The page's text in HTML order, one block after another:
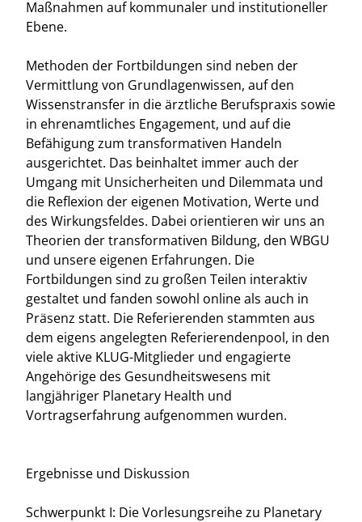
Maßnahmen auf kommunaler und institutioneller
Ebene.
Methoden der Fortbildungen sind neben der
Vermittlung von Grundlagenwissen, auf den
Wissenstransfer in die ärztliche Berufspraxis sowie
in ehrenamtliches Engagement, und auf die
Befähigung zum transformativen Handeln
ausgerichtet. Das beinhaltet immer auch der
Umgang mit Unsicherheiten und Dilemmata und
die Reflexion der eigenen Motivation, Werte und
des Wirkungsfeldes. Dabei orientieren wir uns an
Theorien der transformativen Bildung, den WBGU
und unsere eigenen Erfahrungen. Die
Fortbildungen sind zu großen Teilen interaktiv
gestaltet und fanden sowohl online als auch in
Präsenz statt. Die Referierenden stammten aus
dem eigens angelegten Referierendenpool, in den
viele aktive KLUG-Mitglieder und engagierte
Angehörige des Gesundheitswesens mit
langjähriger Planetary Health und
Vortragserfahrung aufgenommen wurden.
Ergebnisse und Diskussion
Schwerpunkt I: Die Vorlesungsreihe zu Planetary